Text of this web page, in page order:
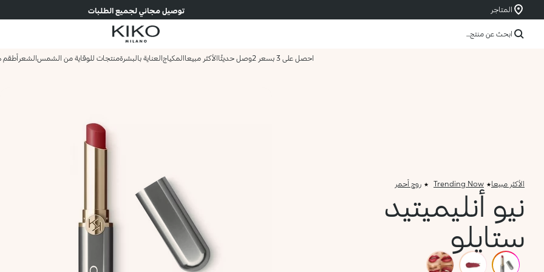
توصيل مجاني لجميع الطلبات المتاجر
ابحث عن منتج...
احصل على 3 بسعر 2 وصل حديثًاالأكثر مبيعاالمكياجالعناية بالبشرةمنتجات للوقاية من الشمسالشعرأطقم
الأكثر مبيعا Trending Now روج أحمر
نيو أنليميتيد
ستايلو